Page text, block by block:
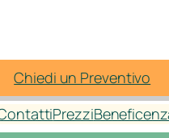
Chiedi un Preventivo
Prezzi